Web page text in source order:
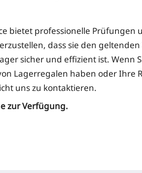
bietet professionelle Prüfungen
dass sie den
sicher und effizient ist. Wenn
Lagerregalen haben oder Ihre
uns zu kontaktieren.
zur Verfügung.